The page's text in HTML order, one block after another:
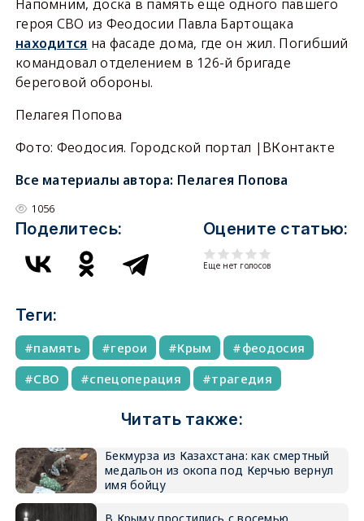
Напомним, доска в память ещё одного павшего
героя СВО из Феодосии Павла Бартощака
находится на фасаде дома, где он жил. Погибший
командовал отделением в 126-й бригаде
береговой обороны.
Пелагея Попова
Фото: Феодосия. Городской портал |ВКонтакте
Все материалы автора: Пелагея Попова
1056
Поделитесь: Оцените статью:
Еще нет голосов
Теги:
память герои Крым
феодосия
СВО
спецоперация трагедия
Читать также:
Бекмурза из Казахстана: как смертный
медальон из окопа под Керчью вернул
имя бойцу
В Крыму простились с восемью